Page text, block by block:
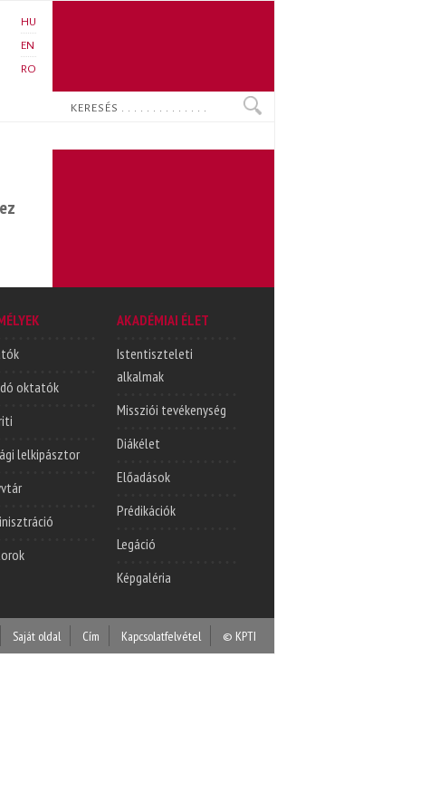
HU
EN
RO
Keresés
oktatók
lelkipásztor
AKADÉMIAI ÉLET
Istentiszteleti
alkalmak
Missziói tevékenység
Diákélet
Előadások
Prédikációk
Legáció
Képgaléria
Saját oldal Cím Kapcsolatfelvétel © KPTI